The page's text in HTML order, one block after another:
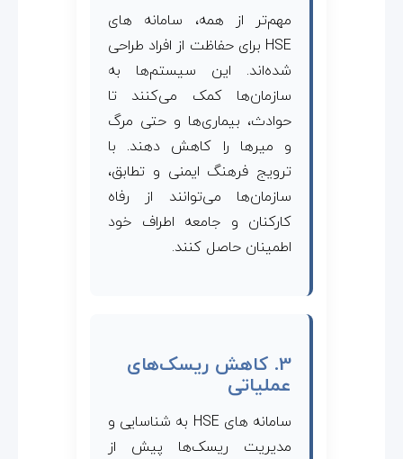
مهم‌تر از همه، سامانه های
HSE برای حفاظت از افراد طراحی
شده‌اند. این سیستم‌ها به
سازمان‌ها کمک می‌کنند تا
حوادث، بیماری‌ها و حتی مرگ
و میرها را کاهش دهند. با
ترویج فرهنگ ایمنی و تطابق،
سازمان‌ها می‌توانند از رفاه
کارکنان و جامعه اطراف خود
اطمینان حاصل کنند.
3. کاهش ریسک‌های
عملیاتی
سامانه های HSE به شناسایی و
مدیریت ریسک‌ها پیش از